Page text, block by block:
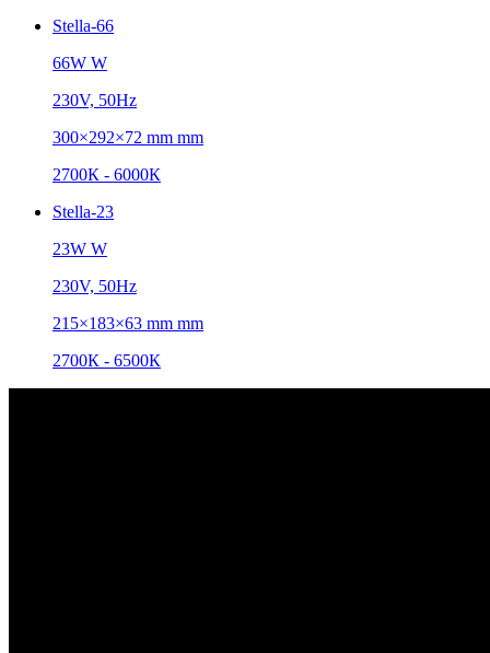
Stella-66
66W W
230V, 50Hz
300×292×72 mm mm
2700К - 6000К
Stella-23
23W W
230V, 50Hz
215×183×63 mm mm
2700К - 6500К